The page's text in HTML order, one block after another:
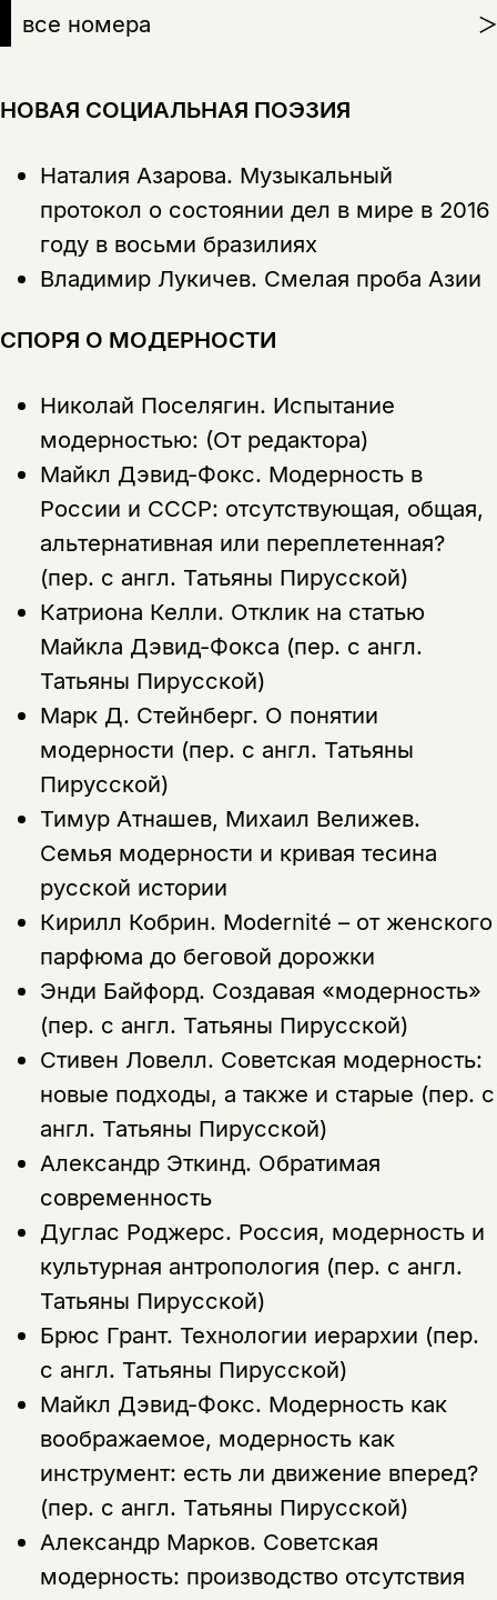
все номера
НОВАЯ СОЦИАЛЬНАЯ ПОЭЗИЯ
Наталия Азарова. Музыкальный
протокол о состоянии дел в мире в 2016
году в восьми бразилиях
Владимир Лукичев. Смелая проба Азии
СПОРЯ О МОДЕРНОСТИ
Николай Поселягин. Испытание
модерностью: (От редактора)
Майкл Дэвид-Фокс. Модерность в
России и СССР: отсутствующая, общая,
альтернативная или переплетенная?
(пер. с англ. Татьяны Пирусской)
Катриона Келли. Отклик на статью
Майкла Дэвид-Фокса (пер. с англ.
Татьяны Пирусской)
Марк Д. Стейнберг. О понятии
модерности (пер. с англ. Татьяны
Пирусской)
Тимур Атнашев, Михаил Велижев.
Семья модерности и кривая тесина
русской истории
Кирилл Кобрин. Modernité – от женского
парфюма до беговой дорожки
Энди Байфорд. Создавая «модерность»
(пер. с англ. Татьяны Пирусской)
Стивен Ловелл. Советская модерность:
новые подходы, а также и старые (пер. с
англ. Татьяны Пирусской)
Александр Эткинд. Обратимая
современность
Дуглас Роджерс. Россия, модерность и
культурная антропология (пер. с англ.
Татьяны Пирусской)
Брюс Грант. Технологии иерархии (пер.
с англ. Татьяны Пирусской)
Майкл Дэвид-Фокс. Модерность как
воображаемое, модерность как
инструмент: есть ли движение вперед?
(пер. с англ. Татьяны Пирусской)
Александр Марков. Советская
модерность: производство отсутствия